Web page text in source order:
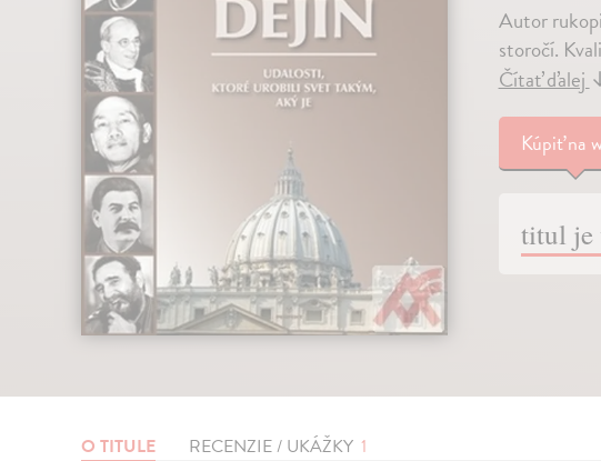
Autor
storočí.
Čítať ďalej
Kúpiťna
titul je
O TITULE RECENZIE / UKÁŽKY 1